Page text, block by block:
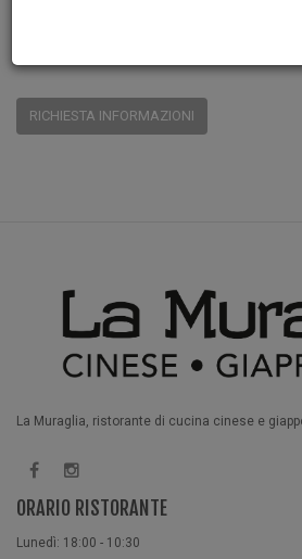
RICHIESTA INFORMAZIONI
La Muraglia, ristorante di cucina cinese e
ORARIO RISTORANTE
Lunedì: 18:00 - 10:30